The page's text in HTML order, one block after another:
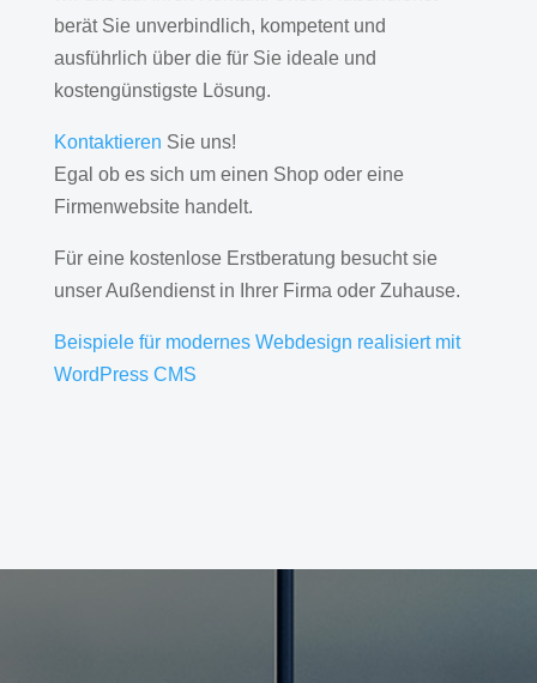
berät Sie unverbindlich, kompetent und
ausführlich über die für Sie ideale und
kostengünstigste Lösung.
Kontaktieren Sie uns!
Egal ob es sich um einen Shop oder eine
Firmenwebsite handelt.
Für eine kostenlose Erstberatung besucht sie
unser Außendienst in Ihrer Firma oder Zuhause.
Beispiele für modernes Webdesign realisiert mit
WordPress CMS